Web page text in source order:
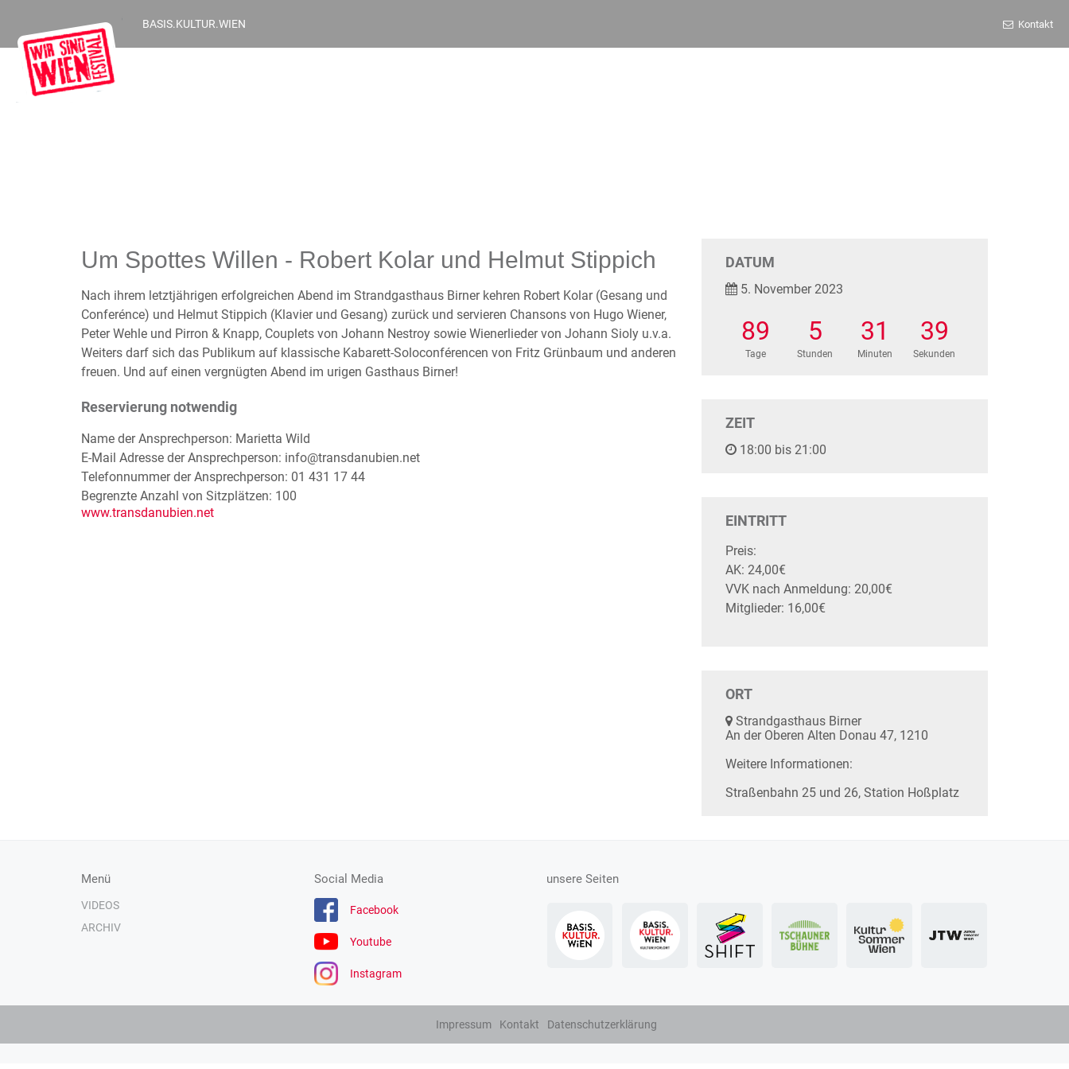
BASIS.KULTUR.WIEN Kontakt
Um Spottes Willen - Robert Kolar und Helmut Stippich
Nach ihrem letztjährigen erfolgreichen Abend im Strandgasthaus Birner kehren Robert Kolar (Gesang und
Conferénce) und Helmut Stippich (Klavier und Gesang) zurück und servieren Chansons von Hugo Wiener,
Peter Wehle und Pirron & Knapp, Couplets von Johann Nestroy sowie Wienerlieder von Johann Sioly u.v.a.
Weiters darf sich das Publikum auf klassische Kabarett-Soloconférencen von Fritz Grünbaum und anderen
freuen. Und auf einen vergnügten Abend im urigen Gasthaus Birner!
Reservierung notwendig
Name der Ansprechperson: Marietta Wild
E-Mail Adresse der Ansprechperson: info@transdanubien.net
Telefonnummer der Ansprechperson: 01 431 17 44
Begrenzte Anzahl von Sitzplätzen: 100
www.transdanubien.net
DATUM
5. November 2023
89
Tage
5
Stunden
31
Minuten
39
Sekunden
ZEIT
18:00 bis 21:00
EINTRITT
Preis:
AK: 24,00€
VVK nach Anmeldung: 20,00€
Mitglieder: 16,00€
ORT
Strandgasthaus Birner
An der Oberen Alten Donau 47, 1210
Weitere Informationen:
Straßenbahn 25 und 26, Station Hoßplatz
Menü
VIDEOS
ARCHIV
Social Media
Facebook
Youtube
Instagram
unsere Seiten
Impressum Kontakt Datenschutzerklärung